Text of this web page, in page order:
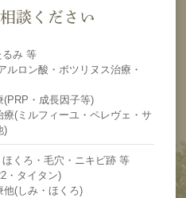
談ください
るみ 等
ルロン酸・ボツリヌス治療・
(PRP・成長因子等)
療(ミルフィーユ・ペレヴェ・サ
)
ほくろ・毛穴・ニキビ跡 等
・タイタン)
他(しみ・ほくろ)